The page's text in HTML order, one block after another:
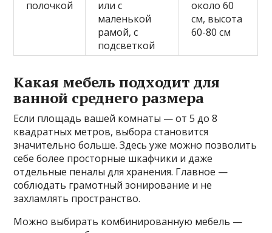
полочкой
или с
маленькой
рамой, с
подсветкой
около 60
см, высота
60-80 см
Какая мебель подходит для
ванной среднего размера
Если площадь вашей комнаты — от 5 до 8
квадратных метров, выбора становится
значительно больше. Здесь уже можно позволить
себе более просторные шкафчики и даже
отдельные пеналы для хранения. Главное —
соблюдать грамотный зонирование и не
захламлять пространство.
Можно выбирать комбинированную мебель —